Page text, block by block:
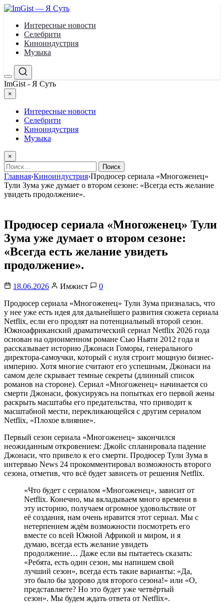
Перейти
содержимому
Интересные новости
Селебрити
Киноиндустрия
Музыка
МенюПоиск
ImGist - Я Суть
×
Закрыть
менюИнтересные новости
Селебрити
Киноиндустрия
Музыка
×
Найти:
Главная›Киноиндустрия›Продюсер сериала «Многоженец»
Тули Зума уже думает о втором сезоне: «Всегда есть желание
увидеть продолжение».
Продюсер сериала «Многоженец» Тули
Зума уже думает о втором сезоне:
«Всегда есть желание увидеть
продолжение».
18.06.2026 Имжист
0
Продюсер сериала «Многоженец» Тули Зума призналась, что
у нее уже есть идея для дальнейшего развития сюжета сериала
Netflix, если его продлят на потенциальный второй сезон.
Южноафриканский драматический сериал Netflix 2026 года
основан на одноименном романе Сью Ньяти 2012 года и
рассказывает историю Джонаси Гоморы, генерального
директора-самоучки, который с нуля строит мощную бизнес-
империю. Хотя многие считают его успешным, Джонаси на
самом деле скрывает темные секреты (длинный список
романов на стороне). Сериал «Многоженец» начинается со
смерти Джонаси, фокусируясь на попытках его первой жены
раскрыть масштабы его предательства, что приводит к
масштабной мести, перекликающейся с другим сериалом
Netflix, «Плохое влияние».
Первый сезон сериала «Многоженец» закончился
неожиданным откровением: Джойс спланировала падение
Джонаси, что привело к его смерти. Продюсер Тули Зума в
интервью News 24 прокомментировал возможность второго
сезона, отметив, что всё будет зависеть от решения Netflix.
«Что будет с сериалом «Многоженец», зависит от
Netflix. Конечно, мы вкладываем много времени в
эту историю, получаем огромное удовольствие от
её создания, нам очень нравится этот сериал. Мы с
нетерпением ждём возможности посмотреть его
вместе со всей Южной Африкой и миром, и я
думаю, всегда есть желание увидеть
продолжение… Даже если вы пытаетесь сказать:
«Ребята, есть один сезон, мы напишем свой
лучший сезон», всегда есть такие варианты: «Да,
это было бы здорово для второго сезона!» или «О,
представляете? Но это будет уже четвёртый
сезон». Мы будем ждать ответа от Netflix».